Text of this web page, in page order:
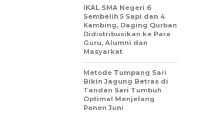
IKAL SMA Negeri 6
Sembelih 5 Sapi dan 4
Kambing, Daging Qurban
Didistribusikan ke Para
Guru, Alumni dan
Masyarkat
Metode Tumpang Sari
Bikin Jagung Betras di
Tandan Sari Tumbuh
Optimal Menjelang
Panen Juni